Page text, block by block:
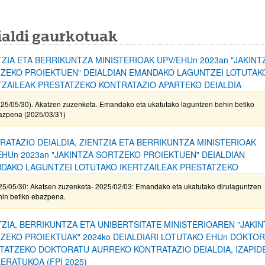
gaurkotuak
ETA BERRIKUNTZA MINISTERIOAK UPV/EHUn 2023an
PROIEKTUEN" DEIALDIAN EMANDAKO LAGUNTZEI
PRESTATZEKO KONTRATAZIO APARTEKO DEIALDIA
05/30). Akatzen zuzenketa. Emandako eta ukatutako laguntzen behin betiko
(2025/03/31)
DEIALDIA, ZIENTZIA ETA BERRIKUNTZA MINISTERIOAK
2023an "JAKINTZA SORTZEKO PROIEKTUEN" DEIALDIAN
LAGUNTZEI LOTUTAKO IKERTZAILEAK PRESTATZEKO
05/30: Akatsen zuzenketa- 2025/02/03: Emandako eta ukatutako dirulaguntzen
betiko ebazpena.
BERRIKUNTZA ETA UNIBERTSITATE MINISTERIOAREN
PROIEKTUAK" 2024ko DEIALDIARI LOTUTAKO EHUn
DOKTORATU AURREKO KONTRATAZIO DEIALDIA,
(FPI 2025)